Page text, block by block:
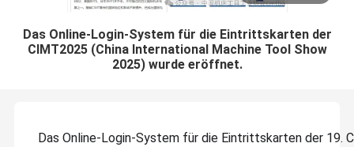
Das Online-Login-System für die Eintrittskarten der
CIMT2025 (China International Machine Tool Show
2025) wurde eröffnet.
Das Online-Login-System für die Eintrittskarten der 19.